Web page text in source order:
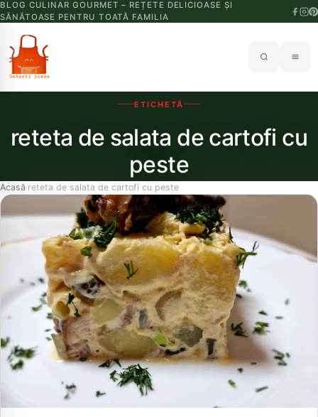
BLOG CULINAR GOURMET – REȚETE DELICIOASE ȘI
SĂNĂTOASE PENTRU TOATĂ FAMILIA
ETICHETĂ
reteta de salata de cartofi cu
peste
Acasă›reteta de salata de cartofi cu peste